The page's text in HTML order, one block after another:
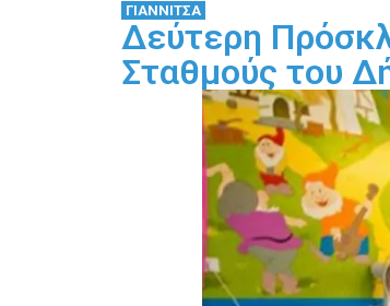
ΓΙΑΝΝΙΤΣΑ
Δεύτερη
Σταθμούς του